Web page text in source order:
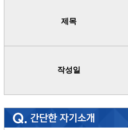
제목
작성일